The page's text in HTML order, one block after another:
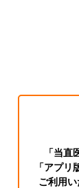
「当
「アプ
ご利用